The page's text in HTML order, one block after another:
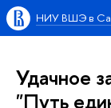
НИУ ВШЭ в
Удачное
"Путь